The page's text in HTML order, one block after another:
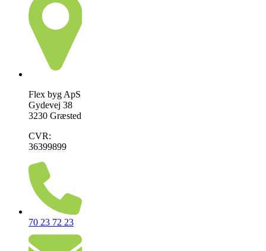
Flex byg ApS
Gydevej 38
3230 Græsted
CVR:
36399899
70 23 72 23